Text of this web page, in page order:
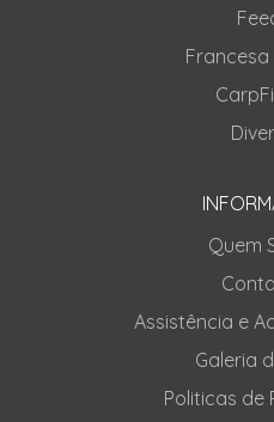
Quem
Assistência e
Galeria
Politicas de